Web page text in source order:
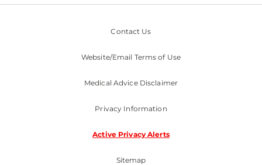
Contact Us
Website/Email Terms of Use
Medical Advice Disclaimer
Privacy Information
Active Privacy Alerts
Sitemap